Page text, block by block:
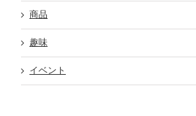
商品
趣味
イベント